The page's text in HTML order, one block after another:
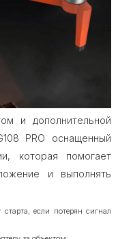
и дополнительной
PRO оснащенный
которая помогает
и выполнять
если потерян сигнал